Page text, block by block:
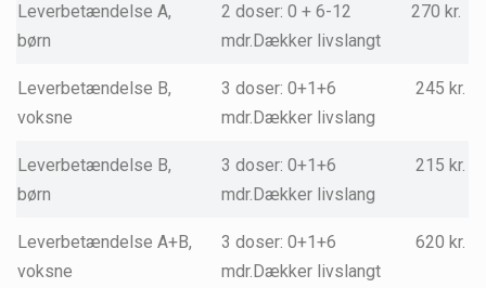
Leverbetændelse A,
børn
2 doser: 0 + 6-12
mdr.Dækker livslangt
270 kr.
Leverbetændelse B,
voksne
3 doser: 0+1+6
mdr.Dækker livslang
245 kr.
Leverbetændelse B,
børn
3 doser: 0+1+6
mdr.Dækker livslang
215 kr.
Leverbetændelse A+B,
voksne
3 doser: 0+1+6
mdr.Dækker livslangt
620 kr.